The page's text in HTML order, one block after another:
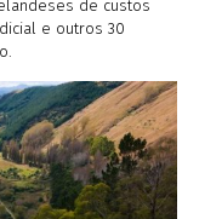
de custos
e outros 30